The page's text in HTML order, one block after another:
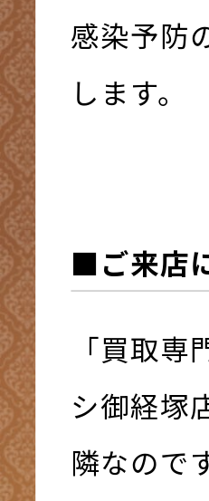
感染予防
します。
■ご来店
「買取
シ御経塚
隣なので